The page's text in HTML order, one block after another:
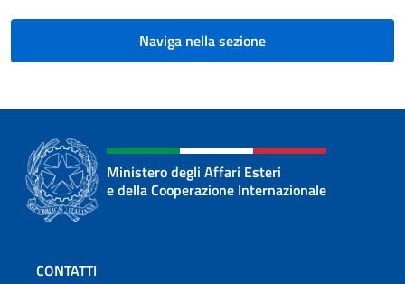
Naviga nella sezione
Ministero degli Affari Esteri
e della Cooperazione Internazionale
Sezione footer
CONTATTI